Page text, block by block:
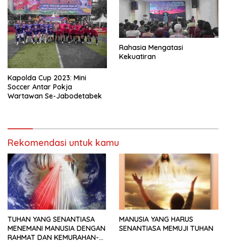
Kapolda Cup 2023: Mini
Soccer Antar Pokja
Wartawan Se-Jabodetabek
Rahasia Mengatasi
Kekuatiran
Rekomendasi untuk kamu
TUHAN YANG SENANTIASA
MENEMANI MANUSIA DENGAN
RAHMAT DAN KEMURAHAN-
MANUSIA YANG HARUS
SENANTIASA MEMUJI TUHAN